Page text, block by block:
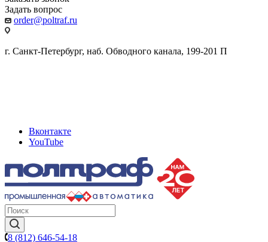
Задать вопрос
order@poltraf.ru
г. Санкт-Петербург, наб. Обводного канала, 199-201 П
Вконтакте
YouTube
8 (812) 646-54-18